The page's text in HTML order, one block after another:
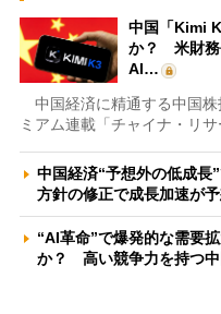
中国「Kimi
か？ 米財務
AI…
中国経済に精通する中国株
ミアム連載「チャイナ・リ
中国経済“予想外の低成
方針の修正で成長加速が
“AI革命”で爆発的な需要
か？ 高い競争力を持つ